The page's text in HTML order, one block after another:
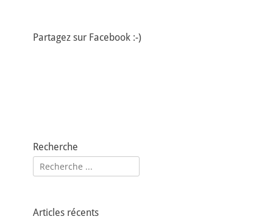
Partagez sur Facebook :-)
Recherche
Rechercher :
Articles récents